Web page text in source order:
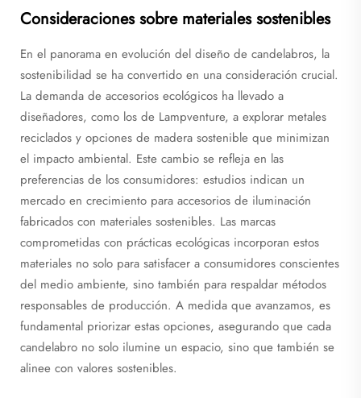
Consideraciones sobre materiales sostenibles
En el panorama en evolución del diseño de candelabros, la
sostenibilidad se ha convertido en una consideración crucial.
La demanda de accesorios ecológicos ha llevado a
diseñadores, como los de Lampventure, a explorar metales
reciclados y opciones de madera sostenible que minimizan
el impacto ambiental. Este cambio se refleja en las
preferencias de los consumidores: estudios indican un
mercado en crecimiento para accesorios de iluminación
fabricados con materiales sostenibles. Las marcas
comprometidas con prácticas ecológicas incorporan estos
materiales no solo para satisfacer a consumidores conscientes
del medio ambiente, sino también para respaldar métodos
responsables de producción. A medida que avanzamos, es
fundamental priorizar estas opciones, asegurando que cada
candelabro no solo ilumine un espacio, sino que también se
alinee con valores sostenibles.